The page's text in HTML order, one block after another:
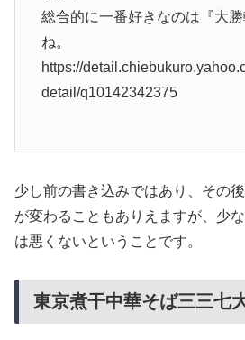
総合的に一番好きなのは『大
ね。
https://
detail/q10142342375
少し前の書き込みではあり、その
が変わることもありえますが、少
は悪くないということです。
東京煮干中華そば三三七